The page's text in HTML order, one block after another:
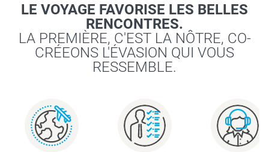
LE VOYAGE FAVORISE LES BELLES
RENCONTRES.
LA PREMIÈRE, C'EST LA NÔTRE, CO-
CRÉEONS L'ÉVASION QUI VOUS
RESSEMBLE.